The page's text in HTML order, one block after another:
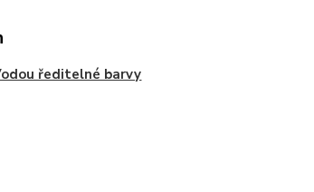
ředitelné barvy